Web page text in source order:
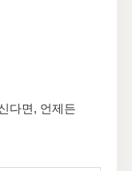
다면, 언제든